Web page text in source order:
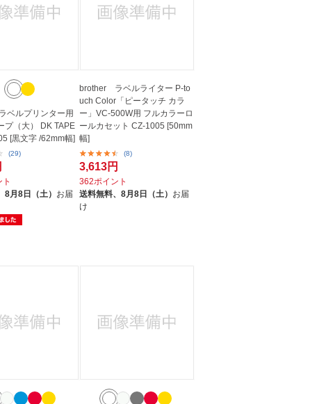
ベルプリンター用
プ（大） DK TAPE
[黒文字 /62mm幅]
(29)
8月8日（土） お届
brother ラベルライター P-to
uch Color「ピータッチ カラ
ー」VC-500W用 フルカラーロ
ールカセット CZ-1005 [50mm
幅]
(8)
3,613円
362ポイント
送料無料、 8月8日（土） お届
け